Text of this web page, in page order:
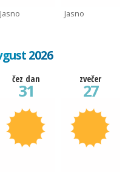
Jasno Jasno
2026
čez dan
31
zvečer
27